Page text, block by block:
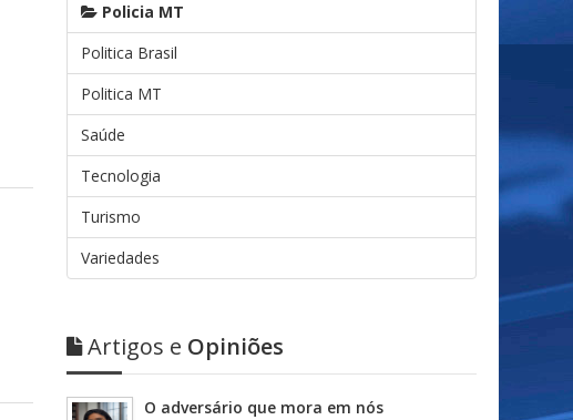
Policia MT
Politica Brasil
Politica MT
Saúde
Tecnologia
Turismo
Variedades
Artigos e Opiniões
O adversário que mora em nós